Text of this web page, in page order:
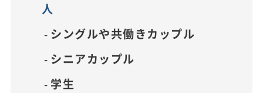
人
シングルや共働きカップル
シニアカップル
学生